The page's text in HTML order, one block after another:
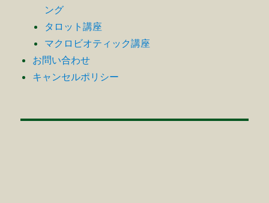
ング
タロット講座
マクロビオティック講座
お問い合わせ
キャンセルポリシー